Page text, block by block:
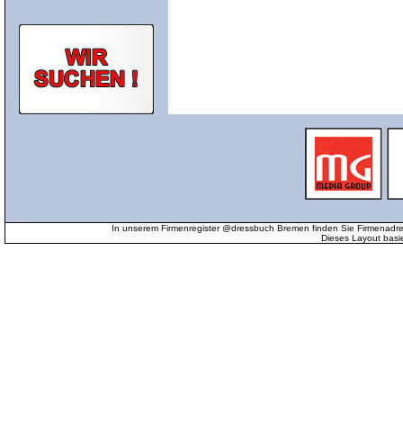
In unserem Firmenregister @dressbuch Bremen finden Sie
Dieses Layout